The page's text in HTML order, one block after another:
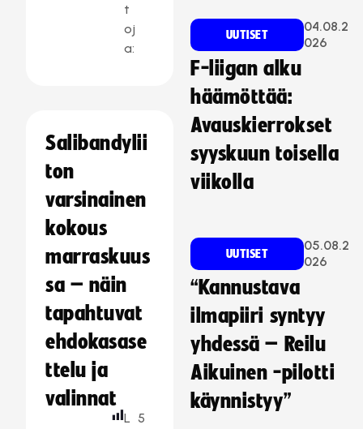
t
oj
a:
Salibandylii
ton
varsinainen
kokous
marraskuus
sa – näin
tapahtuvat
ehdokasase
ttelu ja
valinnat
L 5
UUTISET
04.08.2
026
F-liigan alku
häämöttää:
Avauskierrokset
syyskuun toisella
viikolla
UUTISET
05.08.2
026
“Kannustava
ilmapiiri syntyy
yhdessä – Reilu
Aikuinen -pilotti
käynnistyy”